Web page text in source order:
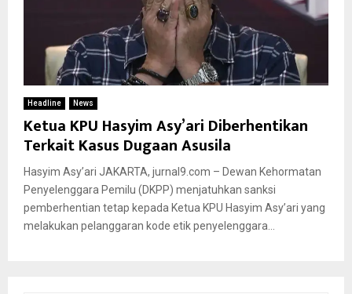
Headline News
Ketua KPU Hasyim Asy’ari Diberhentikan
Terkait Kasus Dugaan Asusila
Hasyim Asy’ari JAKARTA, jurnal9.com – Dewan Kehormatan
Penyelenggara Pemilu (DKPP) menjatuhkan sanksi
pemberhentian tetap kepada Ketua KPU Hasyim Asy’ari yang
melakukan pelanggaran kode etik penyelenggara...